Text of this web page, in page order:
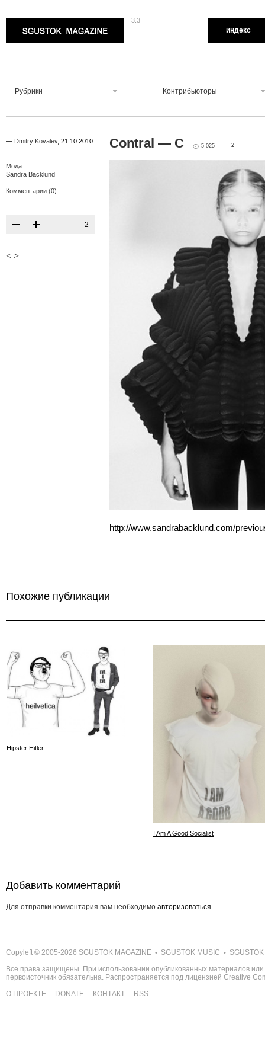
3.3
индекс
Рубрики Контрибьюторы
— Dmitry Kovalev, 21.10.2010
Мода
Sandra Backlund
Комментарии (0)
2
< >
Contral — C 5 025 2
http://www.sandrabacklund.com/
Похожие публикации
Hipster Hitler
I Am A Good Socialist
Добавить комментарий
Для отправки комментария вам необходимо авторизоваться.
Copyleft © 2005-2026 SGUSTOK MAGAZINE • SGUSTOK MUSIC •
Все права защищены. При использовании опубликованных материалов
первоисточник обязательна. Распространяется под лицензией Creative
О ПРОЕКТЕ
DONATE КОНТАКТ RSS